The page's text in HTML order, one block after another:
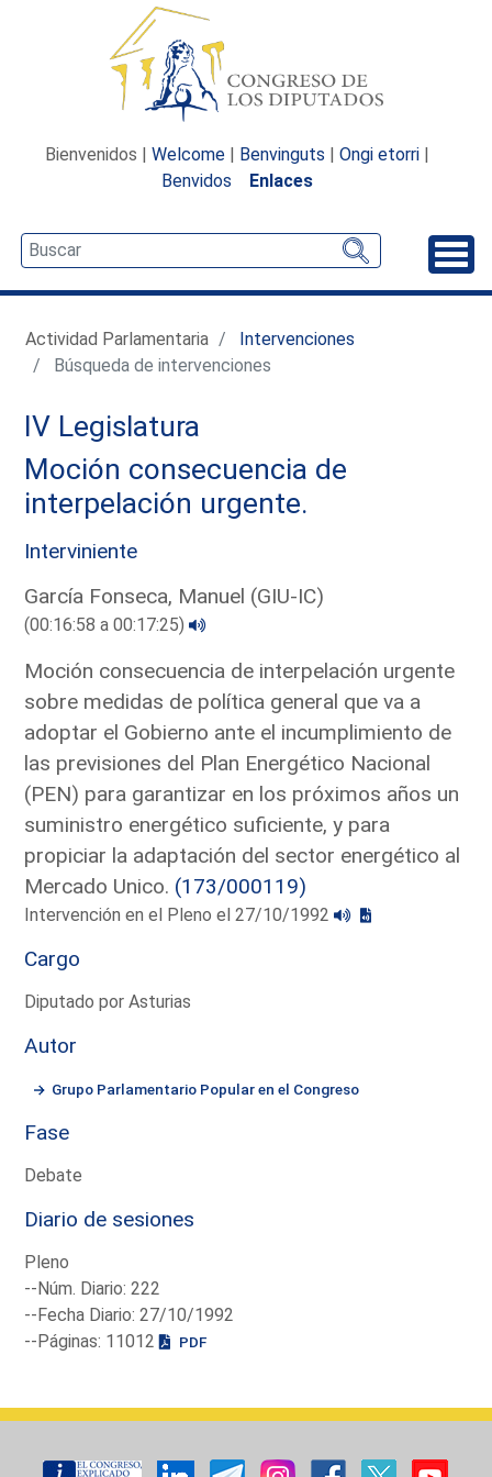
Bienvenidos | Welcome | Benvinguts | Ongi etorri |
Benvidos
Enlaces
Actividad Parlamentaria
Intervenciones
Búsqueda de intervenciones
IV Legislatura
Moción consecuencia de
interpelación urgente.
Interviniente
García Fonseca, Manuel (GIU-IC)
(00:16:58 a 00:17:25)
Moción consecuencia de interpelación urgente
sobre medidas de política general que va a
adoptar el Gobierno ante el incumplimiento de
las previsiones del Plan Energético Nacional
(PEN) para garantizar en los próximos años un
suministro energético suficiente, y para
propiciar la adaptación del sector energético al
Mercado Unico. (173/000119)
Intervención en el Pleno el 27/10/1992
Cargo
Diputado por Asturias
Autor
Grupo Parlamentario Popular en el Congreso
Fase
Debate
Diario de sesiones
Pleno
--Núm. Diario: 222
--Fecha Diario: 27/10/1992
--Páginas: 11012
PDF